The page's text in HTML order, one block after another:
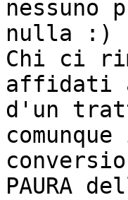
nessuno
nulla :)
Chi ci
affidati
d'un
PAURA